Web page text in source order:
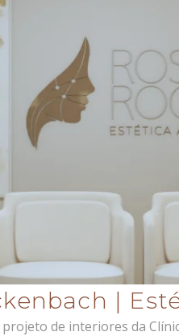
|
de interiores da